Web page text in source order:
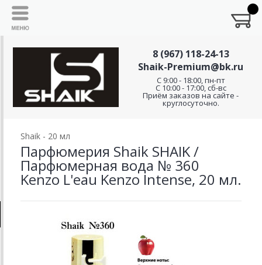
8 (967) 118-24-13
Shaik-Premium@bk.ru
C 9:00 - 18:00, пн-пт
С 10:00 - 17:00, сб-вс
Приём заказов на сайте -
круглосуточно.
Shaik - 20 мл
Парфюмерия Shaik SHAIK /
Парфюмерная вода № 360
Kenzo L'eau Kenzo Intense, 20 мл.